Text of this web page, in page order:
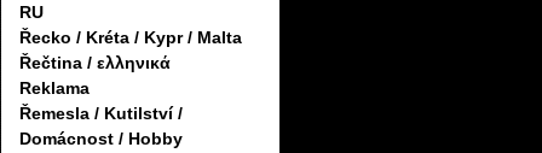
RU
Řecko / Kréta / Kypr / Malta
Řečtina / ελληνικά
Reklama
Řemesla / Kutilství /
Domácnost / Hobby